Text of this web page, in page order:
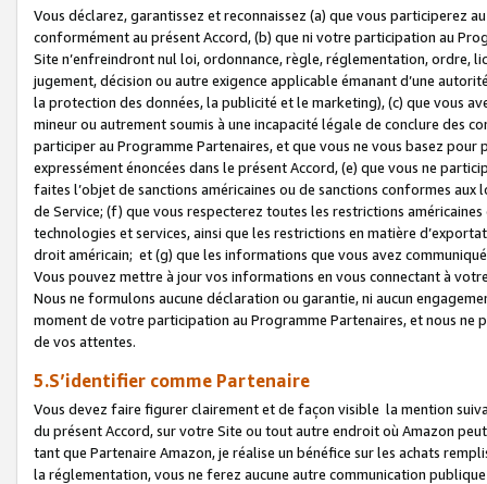
Vous déclarez, garantissez et reconnaissez (a) que vous participerez
conformément au présent Accord, (b) que ni votre participation au
Site n’enfreindront nul loi, ordonnance, règle, réglementation, ordre,
jugement, décision ou autre exigence applicable émanant d’une
la protection des données, la publicité et le marketing), (c) que vous
mineur ou autrement soumis à une incapacité légale de conclure des
participer au Programme Partenaires, et que vous ne vous basez
expressément énoncées dans le présent Accord, (e) que vous ne
faites l’objet de sanctions américaines ou de sanctions conformes
de Service; (f) que vous respecterez toutes les restrictions
technologies et services, ainsi que les restrictions en matière
droit américain; et (g) que les informations que vous avez
Vous pouvez mettre à jour vos informations en vous connectant à
Nous ne formulons aucune déclaration ou garantie, ni aucun
moment de votre participation au Programme Partenaires, et nous
de vos attentes.
5.S’identifier comme Partenaire
Vous devez faire figurer clairement et de façon visible la mention
du présent Accord, sur votre Site ou tout autre endroit où Amazon
tant que Partenaire Amazon, je réalise un bénéfice sur les achats
la réglementation, vous ne ferez aucune autre communication